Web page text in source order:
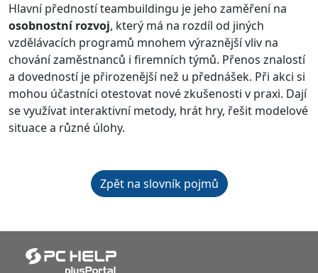
Hlavní předností teambuildingu je jeho zaměření na
osobnostní rozvoj, který má na rozdíl od jiných
vzdělávacích programů mnohem výraznější vliv na
chování zaměstnanců i firemních týmů. Přenos znalostí
a dovedností je přirozenější než u přednášek. Při akci si
mohou účastníci otestovat nové zkušenosti v praxi. Dají
se využívat interaktivní metody, hrát hry, řešit modelové
situace a různé úlohy.
Zpět na slovník pojmů